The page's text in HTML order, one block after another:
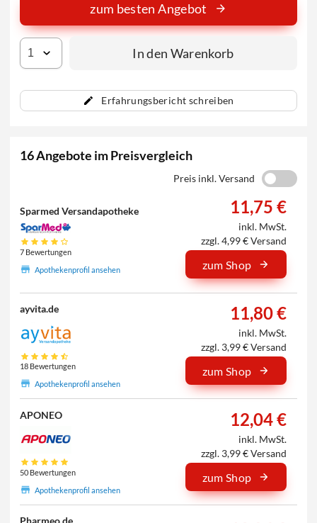
Erfahrungsbericht schreiben
zum besten Angebot
In den Warenkorb
16 Angebote im Preisvergleich
Preis inkl. Versand
Sparmed Versandapotheke
7 Bewertungen
Apothekenprofil ansehen
11,75 €
inkl. MwSt.
zzgl. 4,99 € Versand
zum Shop
ayvita.de
18 Bewertungen
Apothekenprofil ansehen
11,80 €
inkl. MwSt.
zzgl. 3,99 € Versand
zum Shop
APONEO
50 Bewertungen
Apothekenprofil ansehen
12,04 €
inkl. MwSt.
zzgl. 3,99 € Versand
zum Shop